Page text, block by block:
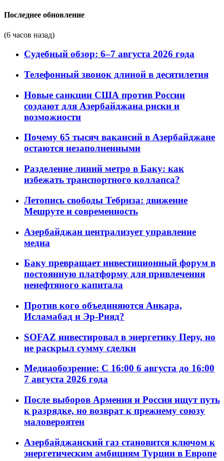
Последнее обновление
(6 часов назад)
Судебный обзор: 6–7 августа 2026 года
Телефонный звонок длиной в десятилетия
Новые санкции США против России
создают для Азербайджана риски и
возможности
Почему 65 тысяч вакансий в Азербайджане
остаются незаполненными
Разделение линий метро в Баку: как
избежать транспортного коллапса?
Летопись свободы Тебриза: движение
Мешруте и современность
Азербайджан централизует управление
медиа
Баку превращает инвестиционный форум в
постоянную платформу для привлечения
ненефтяного капитала
Против кого объединяются Анкара,
Исламабад и Эр-Рияд?
SOFAZ инвестировал в энергетику Перу, но
не раскрыл сумму сделки
Медиаобозрение: С 16:00 6 августа до 16:00
7 августа 2026 года
После выборов Армения и Россия ищут путь
к разрядке, но возврат к прежнему союзу
маловероятен
Азербайджанский газ становится ключом к
энергетическим амбициям Турции в Европе